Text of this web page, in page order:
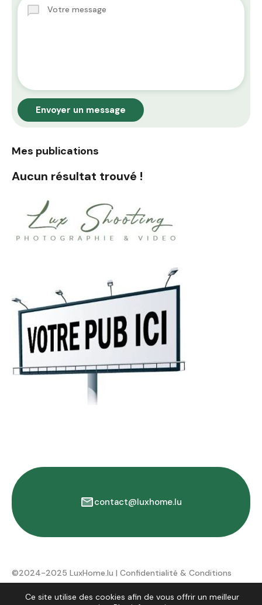
Envoyer un message
Mes publications
Aucun résultat trouvé !
contact@luxhome.lu
©2024-2025 LuxHome.lu | Confidentialité & Conditions
d'utilisation
Ce site utilise des cookies afin de vous offrir un meilleur